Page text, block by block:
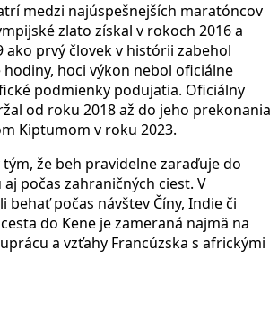
medzi najúspešnejších maratóncov
zlato získal v rokoch 2016 a
ako prvý človek v histórii zabehol
hoci výkon nebol oficiálne
podmienky podujatia. Oficiálny
od roku 2018 až do jeho prekonania
Kiptumom v roku 2023.
že beh pravidelne zaraďuje do
počas zahraničných ciest. V
behať počas návštev Číny, Indie či
do Kene je zameraná najmä na
a vzťahy Francúzska s africkými